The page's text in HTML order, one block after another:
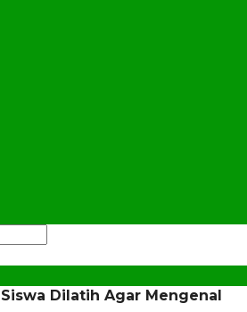
Dilatih Agar Mengenal